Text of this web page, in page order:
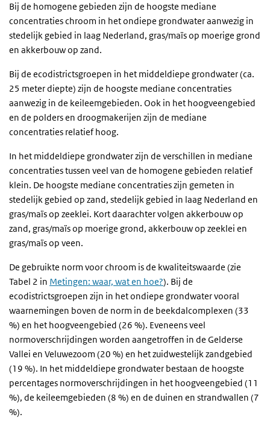
Bij de homogene gebieden zijn de hoogste mediane
concentraties chroom in het ondiepe grondwater aanwezig in
stedelijk gebied in laag Nederland, gras/maïs op moerige grond
en akkerbouw op zand.
Bij de ecodistrictsgroepen in het middeldiepe grondwater (ca.
25 meter diepte) zijn de hoogste mediane concentraties
aanwezig in de keileemgebieden. Ook in het hoogveengebied
en de polders en droogmakerijen zijn de mediane
concentraties relatief hoog.
In het middeldiepe grondwater zijn de verschillen in mediane
concentraties tussen veel van de homogene gebieden relatief
klein. De hoogste mediane concentraties zijn gemeten in
stedelijk gebied op zand, stedelijk gebied in laag Nederland en
gras/maïs op zeeklei. Kort daarachter volgen akkerbouw op
zand, gras/maïs op moerige grond, akkerbouw op zeeklei en
gras/maïs op veen.
De gebruikte norm voor chroom is de kwaliteitswaarde (zie
Tabel 2 in Metingen: waar, wat en hoe?). Bij de
ecodistrictsgroepen zijn in het ondiepe grondwater vooral
waarnemingen boven de norm in de beekdalcomplexen (33
%) en het hoogveengebied (26 %). Eveneens veel
normoverschrijdingen worden aangetroffen in de Gelderse
Vallei en Veluwezoom (20 %) en het zuidwestelijk zandgebied
(19 %). In het middeldiepe grondwater bestaan de hoogste
percentages normoverschrijdingen in het hoogveengebied (11
%), de keileemgebieden (8 %) en de duinen en strandwallen (7
%).